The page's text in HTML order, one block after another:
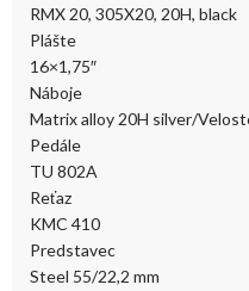
RMX 20, 305X20, 20H, black
Plášte
16×1,75″
Náboje
Matrix alloy 20H silver/
Pedále
TU 802A
Reťaz
KMC 410
Predstavec
Steel 55/22,2 mm